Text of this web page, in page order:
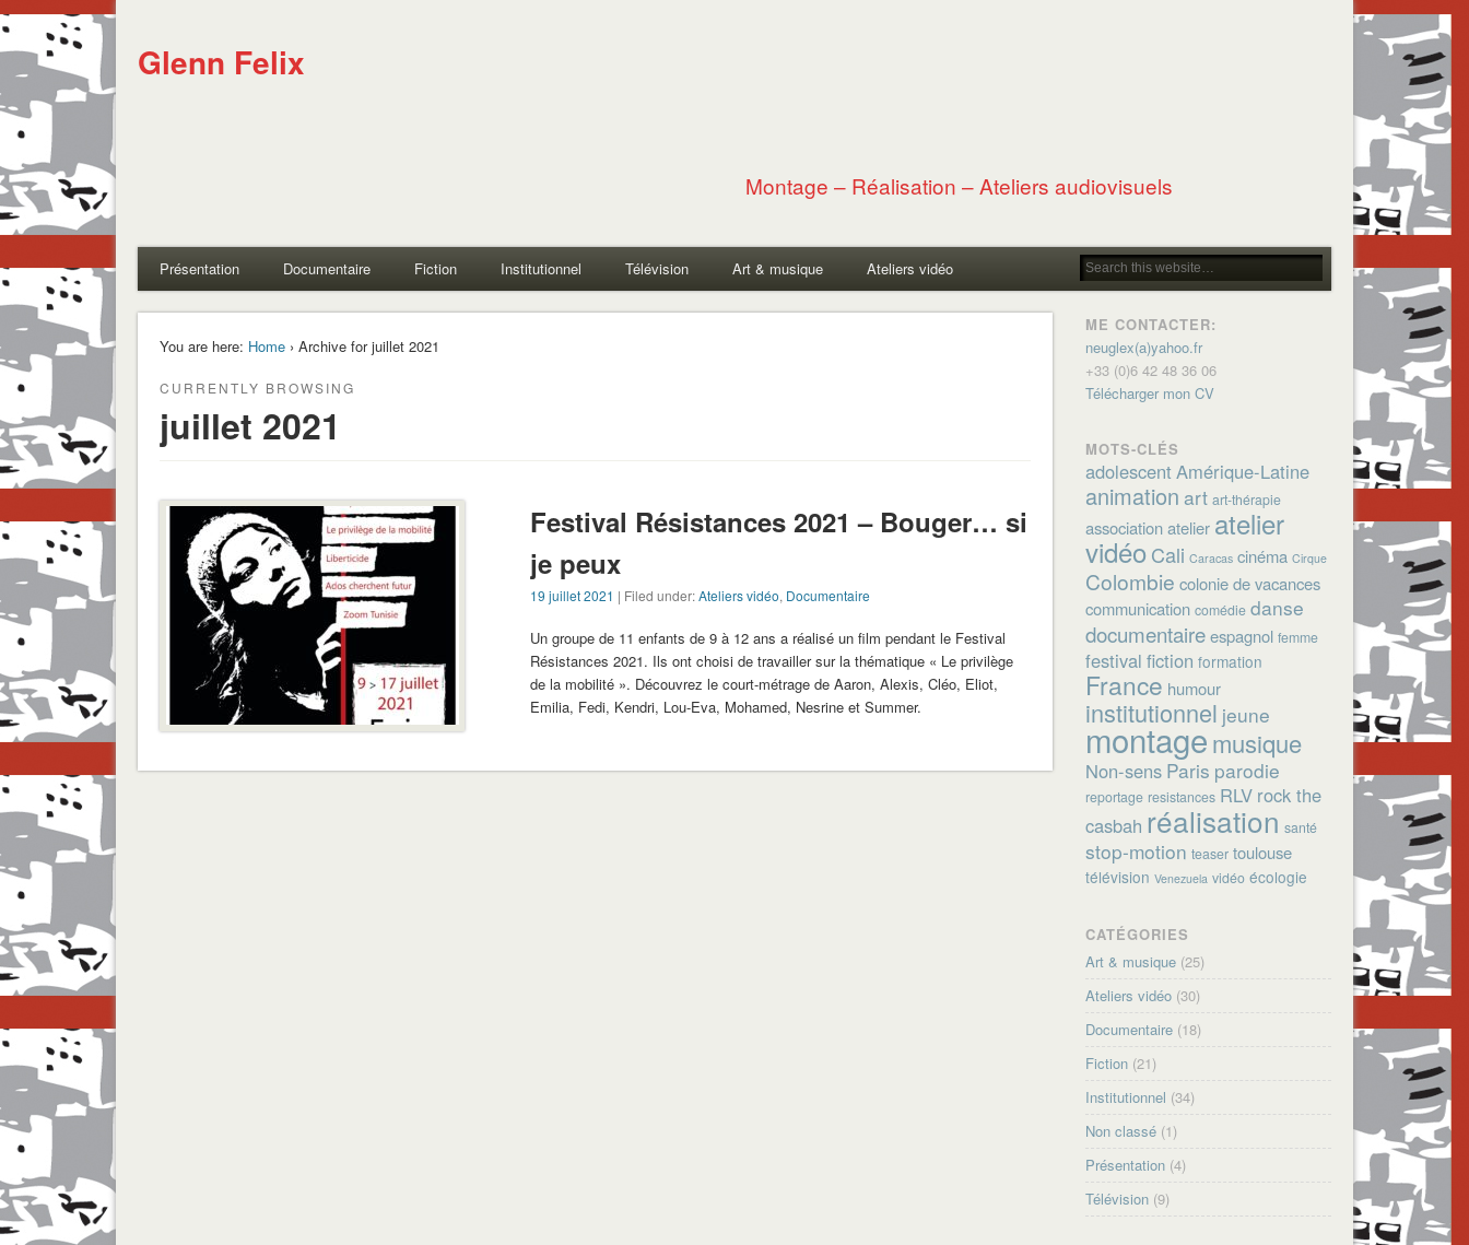
Glenn Felix
Montage – Réalisation – Ateliers audiovisuels
Présentation Documentaire Fiction Institutionnel Télévision Art & musique Ateliers vidéo
You are here: Home› Archive for juillet 2021
CURRENTLY BROWSING
juillet 2021
Festival Résistances 2021 – Bouger… si
je peux
19 juillet 2021 | Filed under:Ateliers vidéo, Documentaire
Un groupe de 11 enfants de 9 à 12 ans a réalisé un film pendant le Festival
Résistances 2021. Ils ont choisi de travailler sur la thématique « Le privilège
de la mobilité ». Découvrez le court-métrage de Aaron, Alexis, Cléo, Eliot,
Emilia, Fedi, Kendri, Lou-Eva, Mohamed, Nesrine et Summer.
ME CONTACTER:
neuglex(a)yahoo.fr
+33 (0)6 42 48 36 06
Télécharger mon CV
MOTS-CLÉS
adolescent Amérique-Latine
animation art art-thérapie
association atelier atelier
vidéoCali Caracas cinéma Cirque
Colombie colonie de vacances
communication comédie danse
documentaire espagnol femme
festival fiction formation
France humour
institutionnel jeune
montagemusique
Non-sens Paris parodie
reportage resistances RLV rock the
casbah réalisation santé
stop-motion teaser toulouse
télévision Venezuela vidéo écologie
CATÉGORIES
Art & musique (25)
Ateliers vidéo (30)
Documentaire (18)
Fiction (21)
Institutionnel (34)
Non classé (1)
Présentation (4)
Télévision (9)